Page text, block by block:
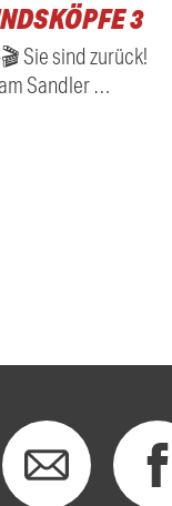
3
Sie sind zurück!
Sandler …